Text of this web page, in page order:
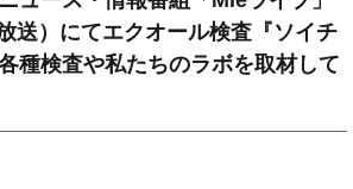
送）にてエクオール検査『ソイチ
種検査や私たちのラボを取材して